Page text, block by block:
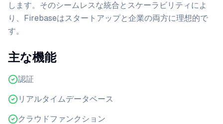
します。そのシームレスな統合とスケーラビリティによ
り、Firebaseはスタートアップと企業の両方に理想的で
す。
主な機能
認証
リアルタイムデータベース
クラウドファンクション